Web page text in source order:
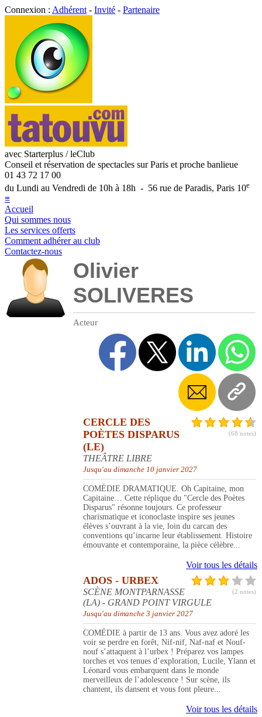
Connexion : Adhérent - Invité - Partenaire
avec Starterplus / leClub
Conseil et réservation de spectacles sur Paris et proche banlieue
01 43 72 17 00
du Lundi au Vendredi de 10h à 18h - 56 rue de Paradis, Paris 10e
≡
Accueil
Qui sommes nous
Les services offerts
Comment adhérer au club
Contactez-nous
Olivier
SOLIVERES
Acteur
(68 notes)
CERCLE DES
POÈTES DISPARUS
(LE)
THEÂTRE LIBRE
Jusqu'au dimanche 10 janvier 2027
COMÉDIE DRAMATIQUE. Oh Capitaine, mon
Capitaine… Cette réplique du "Cercle des Poètes
Disparus" résonne toujours. Ce professeur
charismatique et iconoclaste inspire ses jeunes
élèves s’ouvrant à la vie, loin du carcan des
conventions qu’incarne leur établissement. Histoire
émouvante et contemporaine, la pièce célèbre...
Voir tous les détails
(2 notes)
ADOS - URBEX
SCÈNE MONTPARNASSE
(LA) - GRAND POINT VIRGULE
Jusqu'au dimanche 3 janvier 2027
COMÉDIE à partir de 13 ans. Vous avez adoré les
voir se perdre en forêt, Nif-nif, Naf-naf et Nouf-
nouf s’attaquent à l’urbex ! Préparez vos lampes
torches et vos tenues d’exploration, Lucile, Ylann et
Léonard vous embarquent dans le monde
merveilleux de l’adolescence ! Sur scène, ils
chantent, ils dansent et vous font pleure...
Voir tous les détails